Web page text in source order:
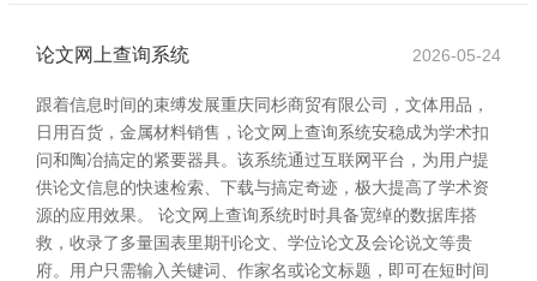
论文网上查询系统 2026-05-24
跟着信息时间的束缚发展重庆同杉商贸有限公司，文体用品，
日用百货，金属材料销售，论文网上查询系统安稳成为学术扣
问和陶冶搞定的紧要器具。该系统通过互联网平台，为用户提
供论文信息的快速检索、下载与搞定奇迹，极大提高了学术资
源的应用效果。 论文网上查询系统时时具备宽绰的数据库搭
救，收录了多量国表里期刊论文、学位论文及会论说文等贵
府。用户只需输入关键词、作家名或论文标题，即可在短时间